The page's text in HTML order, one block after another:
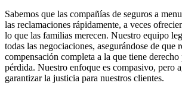
Sabemos que las compañías de seguros a
las reclamaciones rápidamente, a veces
lo que las familias merecen. Nuestro equipo
todas las negociaciones, asegurándose de que
compensación completa a la que tiene derecho
pérdida. Nuestro enfoque es compasivo, pero
garantizar la justicia para nuestros clientes.